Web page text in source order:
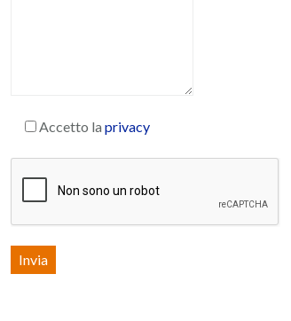
Accetto la privacy